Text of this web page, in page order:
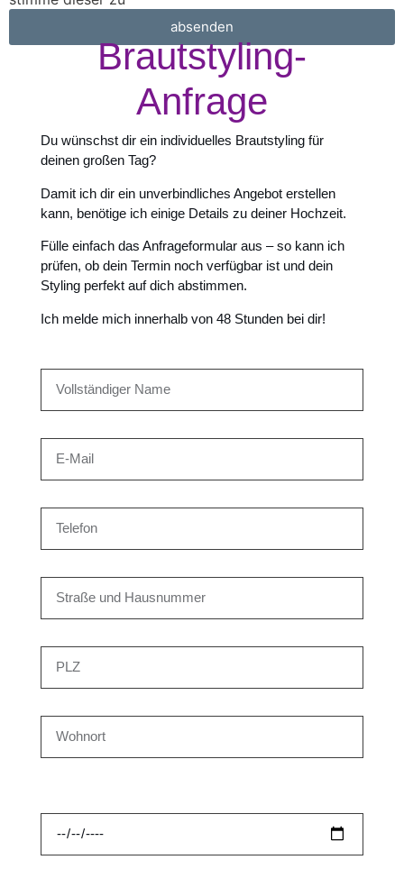
absenden
Brautstyling-
Anfrage
Du wünschst dir ein individuelles Brautstyling für
deinen großen Tag?
Damit ich dir ein unverbindliches Angebot erstellen
kann, benötige ich einige Details zu deiner Hochzeit.
Fülle einfach das Anfrageformular aus – so kann ich
prüfen, ob dein Termin noch verfügbar ist und dein
Styling perfekt auf dich abstimmen.
Ich melde mich innerhalb von 48 Stunden bei dir!